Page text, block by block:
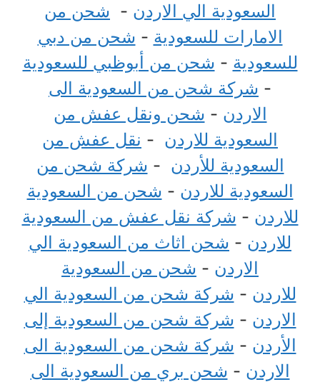
السعودية الي الاردن - شحن من
الامارات للسعودية - شحن من دبي
للسعودية - شحن من أبوظبي للسعودية
- شركة شحن من السعودية الى
الاردن - شحن ونقل عفش من
السعودية للاردن - نقل عفش من
السعودية للأردن - شركة شحن من
السعودية للاردن - شحن من السعودية
للاردن - شركة نقل عفش من السعودية
للاردن - شحن اثاث من السعودية الي
الاردن - شحن من السعودية
للاردن - شركة شحن من السعودية الي
الاردن - شركة شحن من السعودية إلى
الأردن - شركة شحن من السعودية الى
الاردن - شحن بري من السعودية الى